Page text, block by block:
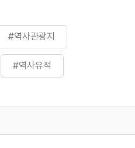
#역사관광지
#역사유적